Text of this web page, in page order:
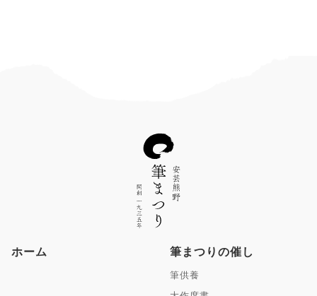
ホーム 筆まつりの催し
筆供養